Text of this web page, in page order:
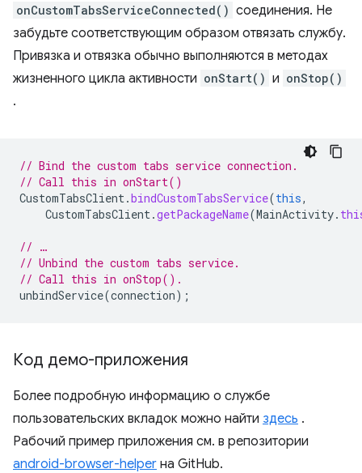
onCustomTabsServiceConnected() соединения. Не
забудьте соответствующим образом отвязать службу.
Привязка и отвязка обычно выполняются в методах
жизненного цикла активности onStart() и onStop()
.
// Bind the custom tabs service connection.
// Call this in onStart()
CustomTabsClient.bindCustomTabsService(this,
CustomTabsClient.getPackageName(MainActivity.
// …
// Unbind the custom tabs service.
// Call this in onStop().
unbindService(connection);
Код демо-приложения
Более подробную информацию о службе
пользовательских вкладок можно найти здесь .
Рабочий пример приложения см. в репозитории
android-browser-helper на GitHub.